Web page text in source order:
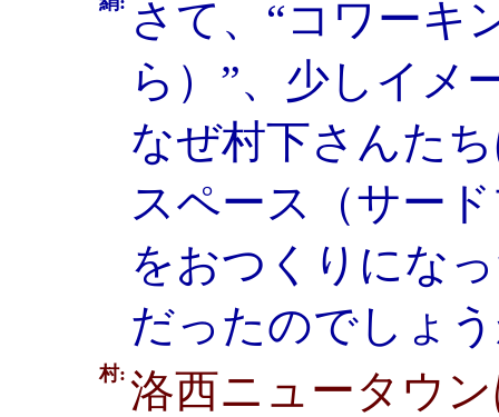
さて、“コワーキ
ら）”、少しイメ
なぜ村下さんた
スペース（サー
をおつくりにな
だったのでしょ
村: 洛西ニュータウ